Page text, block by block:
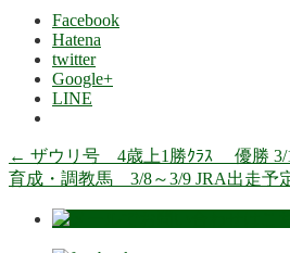
Facebook
Hatena
twitter
Google+
LINE
← ザウリ号 4歳上1勝ｸﾗｽ 優勝
育成・調教馬 3/8～3/9 JRA出走予